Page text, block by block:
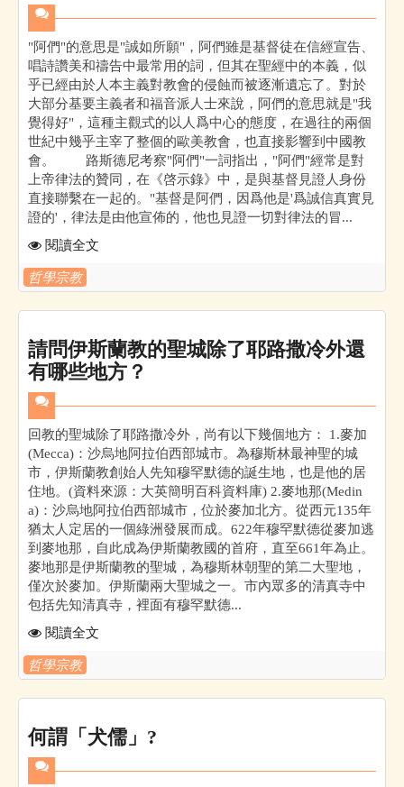
"阿們"的意思是"誠如所願"，阿們雖是基督徒在信經宣告、
唱詩讚美和禱告中最常用的詞，但其在聖經中的本義，似
乎已經由於人本主義對教會的侵蝕而被逐漸遺忘了。對於
大部分基要主義者和福音派人士來說，阿們的意思就是"我
覺得好"，這種主觀式的以人爲中心的態度，在過往的兩個
世紀中幾乎主宰了整個的歐美教會，也直接影響到中國教
會。 路斯德尼考察"阿們"一詞指出，"阿們"經常是對
上帝律法的贊同，在《啓示錄》中，是與基督見證人身份
直接聯繫在一起的。"基督是阿們，因爲他是'爲誠信真實見
證的'，律法是由他宣佈的，他也見證一切對律法的冒...
閱讀全文
哲學宗教
請問伊斯蘭教的聖城除了耶路撒冷外還
有哪些地方？
回教的聖城除了耶路撒冷外，尚有以下幾個地方： 1.麥加
(Mecca)：沙烏地阿拉伯西部城市。為穆斯林最神聖的城
市，伊斯蘭教創始人先知穆罕默德的誕生地，也是他的居
住地。(資料來源：大英簡明百科資料庫) 2.麥地那(Medin
a)：沙烏地阿拉伯西部城市，位於麥加北方。從西元135年
猶太人定居的一個綠洲發展而成。622年穆罕默德從麥加逃
到麥地那，自此成為伊斯蘭教國的首府，直至661年為止。
麥地那是伊斯蘭教的聖城，為穆斯林朝聖的第二大聖地，
僅次於麥加。伊斯蘭兩大聖城之一。市內眾多的清真寺中
包括先知清真寺，裡面有穆罕默德...
閱讀全文
哲學宗教
何謂「犬儒」?